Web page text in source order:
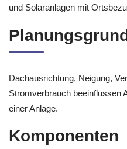
und Solaranlagen mit
Dachausrichtung, Neigung,
Stromverbrauch beeinflussen
einer Anlage.
Komponenten